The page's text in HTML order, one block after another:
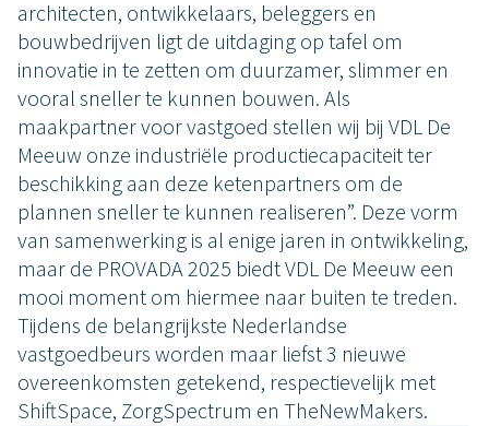
architecten, ontwikkelaars, beleggers en
bouwbedrijven ligt de uitdaging op tafel om
innovatie in te zetten om duurzamer, slimmer en
vooral sneller te kunnen bouwen. Als
maakpartner voor vastgoed stellen wij bij VDL De
Meeuw onze industriële productiecapaciteit ter
beschikking aan deze ketenpartners om de
plannen sneller te kunnen realiseren”. Deze vorm
van samenwerking is al enige jaren in ontwikkeling,
maar de PROVADA 2025 biedt VDL De Meeuw een
mooi moment om hiermee naar buiten te treden.
Tijdens de belangrijkste Nederlandse
vastgoedbeurs worden maar liefst 3 nieuwe
overeenkomsten getekend, respectievelijk met
ShiftSpace, ZorgSpectrum en TheNewMakers.